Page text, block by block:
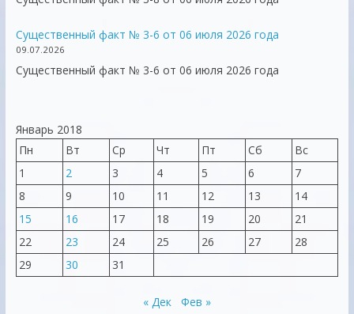
Существенный факт № 3-6 от 06 июля 2026 года
09.07.2026
Существенный факт № 3-6 от 06 июля 2026 года
Январь 2018
Пн
Вт Ср Чт Пт Сб
Вс
1
2 3 4 5 6
7
8
9 10 11 12 13
14
15
16 17 18 19 20
21
22
23 24 25 26 27
28
29
30 31
« Дек Фев »